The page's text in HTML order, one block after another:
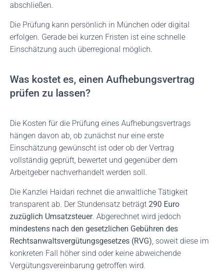
abschließen.
Die Prüfung kann persönlich in München oder digital
erfolgen. Gerade bei kurzen Fristen ist eine schnelle
Einschätzung auch überregional möglich.
Was kostet es, einen Aufhebungsvertrag
prüfen zu lassen?
Die Kosten für die Prüfung eines Aufhebungsvertrags
hängen davon ab, ob zunächst nur eine erste
Einschätzung gewünscht ist oder ob der Vertrag
vollständig geprüft, bewertet und gegenüber dem
Arbeitgeber nachverhandelt werden soll.
Die Kanzlei Haidari rechnet die anwaltliche Tätigkeit
transparent ab. Der Stundensatz beträgt 290 Euro
zuzüglich Umsatzsteuer. Abgerechnet wird jedoch
mindestens nach den gesetzlichen Gebühren des
Rechtsanwaltsvergütungsgesetzes (RVG), soweit diese im
konkreten Fall höher sind oder keine abweichende
Vergütungsvereinbarung getroffen wird.